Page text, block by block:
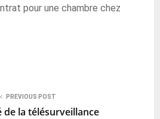
pour une chambre chez
PREVIOUS POST
de la télésurveillance